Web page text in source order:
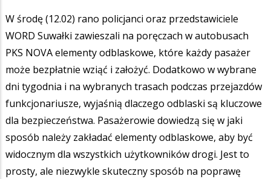
W środę (12.02) rano policjanci oraz przedstawiciele
WORD Suwałki zawieszali na poręczach w autobusach
PKS NOVA elementy odblaskowe, które każdy pasażer
może bezpłatnie wziąć i założyć. Dodatkowo w wybrane
dni tygodnia i na wybranych trasach podczas przejazdów
funkcjonariusze, wyjaśnią dlaczego odblaski są kluczowe
dla bezpieczeństwa. Pasażerowie dowiedzą się w jaki
sposób należy zakładać elementy odblaskowe, aby być
widocznym dla wszystkich użytkowników drogi. Jest to
prosty, ale niezwykle skuteczny sposób na poprawę